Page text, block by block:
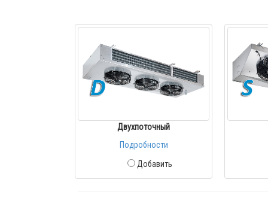
Двухпоточный
Подробности
Добавить